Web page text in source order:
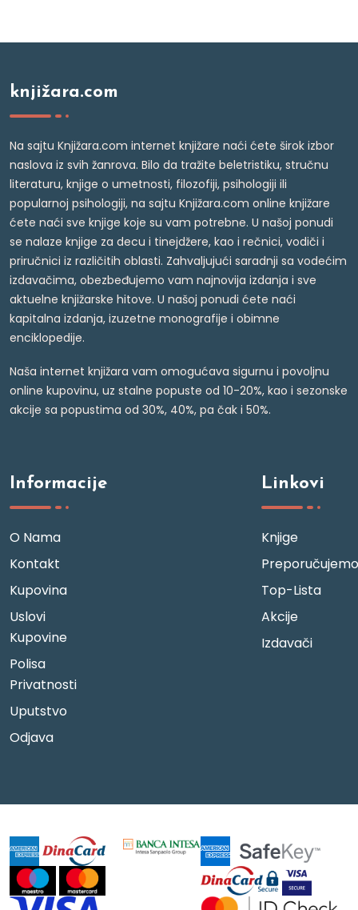
knjižara.com
Na sajtu Knjižara.com internet knjižare naći ćete širok izbor
naslova iz svih žanrova. Bilo da tražite beletristiku, stručnu
literaturu, knjige o umetnosti, filozofiji, psihologiji ili
popularnoj psihologiji, na sajtu Knjižara.com online knjižare
ćete naći sve knjige koje su vam potrebne. U našoj ponudi
se nalaze knjige za decu i tinejdžere, kao i rečnici, vodiči i
priručnici iz različitih oblasti. Zahvaljujući saradnji sa vodećim
izdavačima, obezbeđujemo vam najnovija izdanja i sve
aktuelne knjižarske hitove. U našoj ponudi ćete naći
kapitalna izdanja, izuzetne monografije i obimne
enciklopedije.
Naša internet knjižara vam omogućava sigurnu i povoljnu
online kupovinu, uz stalne popuste od 10-20%, kao i sezonske
akcije sa popustima od 30%, 40%, pa čak i 50%.
Informacije
O Nama
Kontakt
Kupovina
Uslovi
Kupovine
Polisa
Privatnosti
Uputstvo
Odjava
Linkovi
Knjige
Preporučujemo
Top-Lista
Akcije
Izdavači